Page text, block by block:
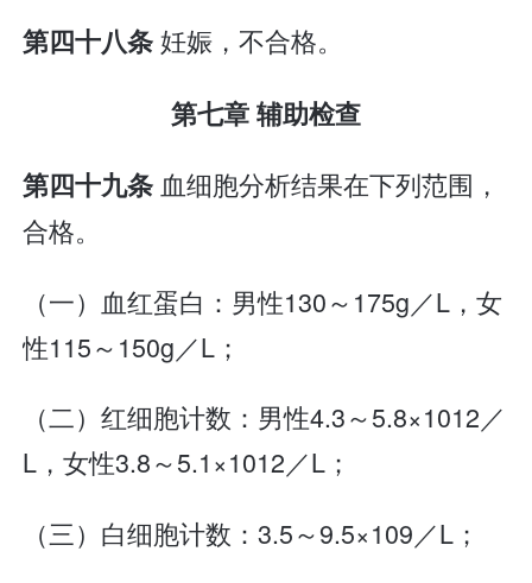
第四十八条妊娠，不合格。
第七章 辅助检查
第四十九条血细胞分析结果在下列范围，
合格。
（一）血红蛋白：男性130～175g／L，女
性115～150g／L；
（二）红细胞计数：男性4.3～5.8×1012／
L，女性3.8～5.1×1012／L；
（三）白细胞计数：3.5～9.5×109／L；